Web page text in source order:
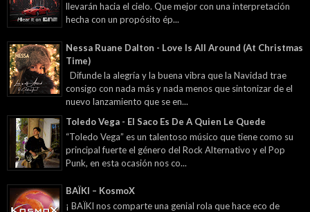
llevarán hacia el cielo. Que mejor con una interpretación
hecha con un propósito ép...
Nessa Ruane Dalton - Love Is All Around (At Christmas
Time)
Difunde la alegría y la buena vibra que la Navidad trae
consigo con nada más y nada menos que sintonizar de el
nuevo lanzamiento que se en...
Toledo Vega - El Saco Es De A Quien Le Quede
“Toledo Vega” es un talentoso músico que tiene como su
principal fuerte el género del Rock Alternativo y el Pop
Punk, en esta ocasión nos co...
BAÏKI – KosmoX
¡ BAÏKI nos comparte una genial rola que hace eco de